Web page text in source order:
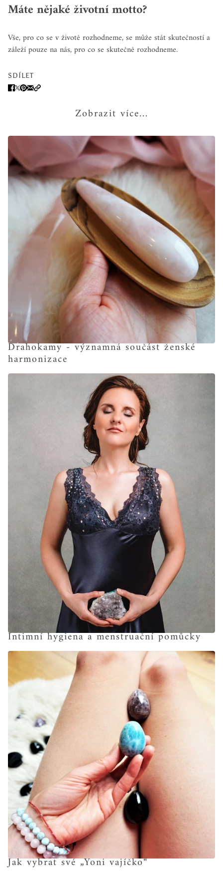
Máte nějaké životní motto?
Vše, pro co se v životě rozhodneme, se může stát skutečností a
záleží pouze na nás, pro co se skutečně rozhodneme.
SDÍLET
Zobrazit více...
Drahokamy - významná součást ženské
harmonizace
Intimní hygiena a menstruační pomůcky
Jak vybrat své „Yoni vajíčko“